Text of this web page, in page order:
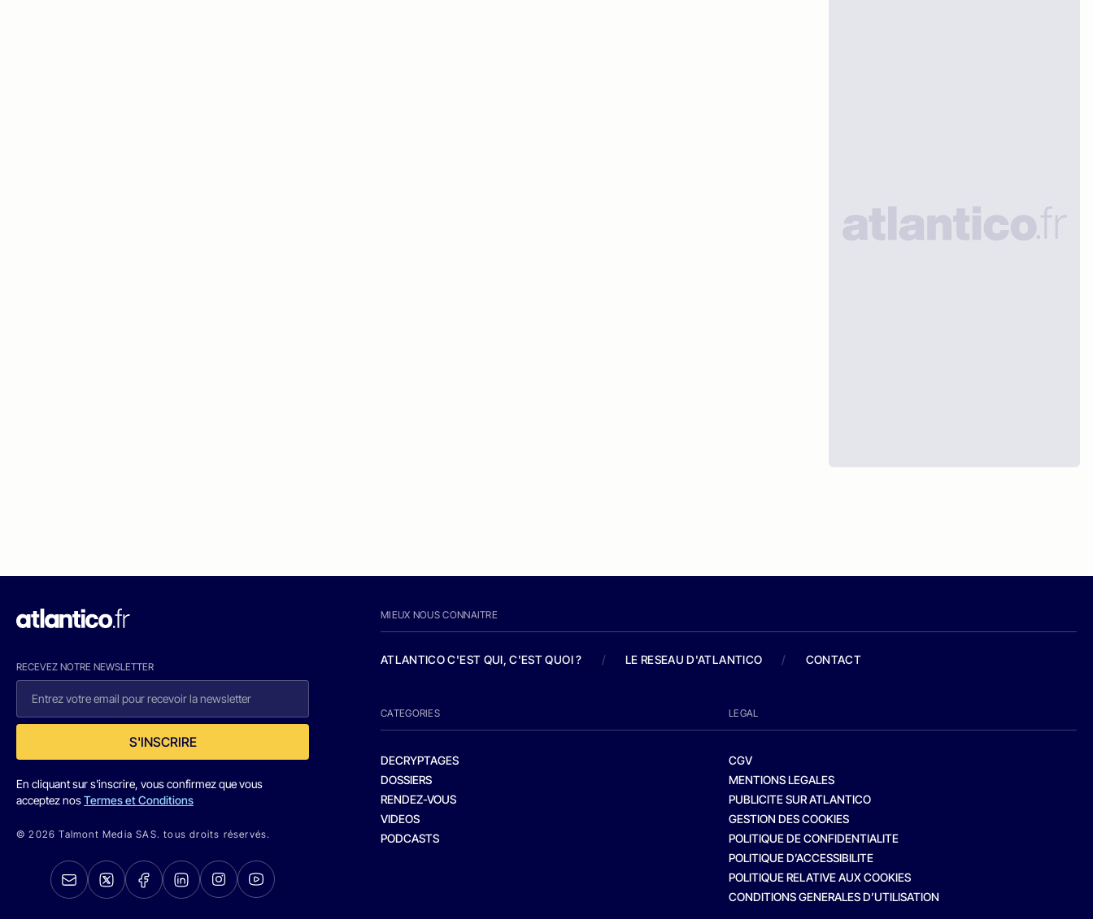
RECEVEZ NOTRE NEWSLETTER
S'INSCRIRE
En cliquant sur s'inscrire, vous confirmez que vous
acceptez nosTermes et Conditions
© 2026 Talmont Media SAS. tous droits réservés.
MIEUX NOUS CONNAITRE
ATLANTICO C'EST QUI, C'EST QUOI ? / LE RESEAU D'ATLANTICO / CONTACT
CATEGORIES
DECRYPTAGES
DOSSIERS
RENDEZ-VOUS
VIDEOS
PODCASTS
LEGAL
CGV
MENTIONS LEGALES
PUBLICITE SUR ATLANTICO
GESTION DES COOKIES
POLITIQUE DE CONFIDENTIALITE
POLITIQUE D’ACCESSIBILITE
POLITIQUE RELATIVE AUX COOKIES
CONDITIONS GENERALES D’UTILISATION